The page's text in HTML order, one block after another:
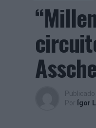
Publicado
Por Ígor